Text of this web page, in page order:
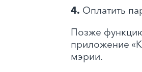
4. Оплатить
Позже
приложение
мэрии.